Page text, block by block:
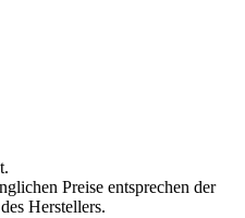
Preise entsprechen der
Herstellers.